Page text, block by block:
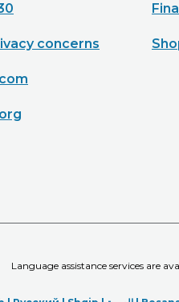
concerns
Language assistance services are